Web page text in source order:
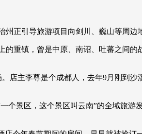
引导旅游项目向剑川、巍山等周边
镇，曾是中原、南诏、吐蕃之间的
主李尊是个成都人，去年9月刚到沙
景区，这个景区叫云南”的全域旅游